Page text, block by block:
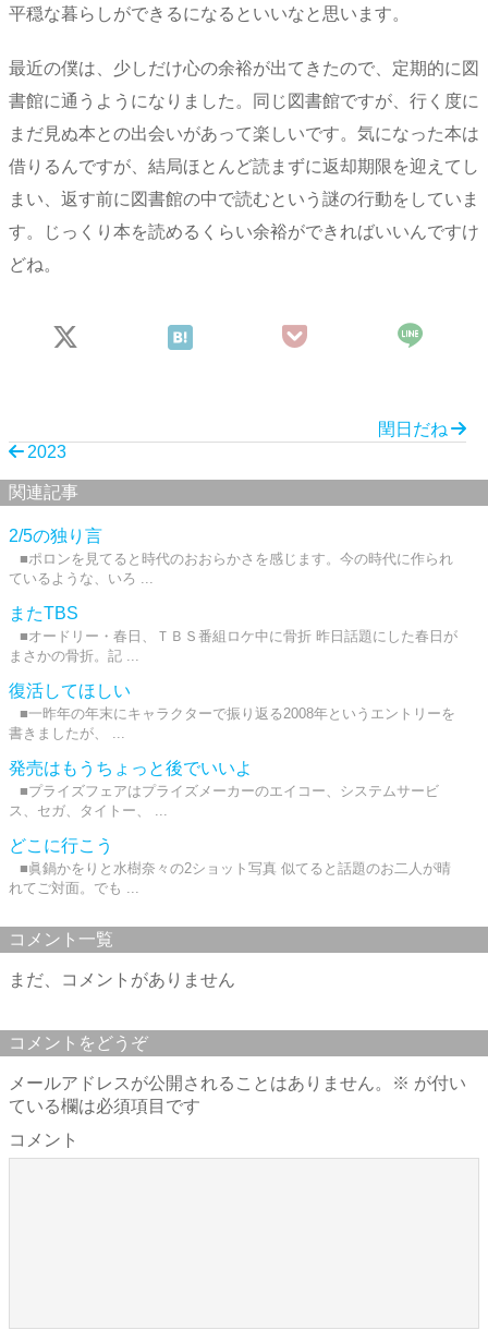
平穏な暮らしができるになるといいなと思います。
最近の僕は、少しだけ心の余裕が出てきたので、定期的に図
書館に通うようになりました。同じ図書館ですが、行く度に
まだ見ぬ本との出会いがあって楽しいです。気になった本は
借りるんですが、結局ほとんど読まずに返却期限を迎えてし
まい、返す前に図書館の中で読むという謎の行動をしていま
す。じっくり本を読めるくらい余裕ができればいいんですけ
どね。
閏日だね
2023
関連記事
2/5の独り言
■ポロンを見てると時代のおおらかさを感じます。今の時代に作られ
ているような、いろ ...
またTBS
■オードリー・春日、ＴＢＳ番組ロケ中に骨折 昨日話題にした春日が
まさかの骨折。記 ...
復活してほしい
■一昨年の年末にキャラクターで振り返る2008年というエントリーを
書きましたが、 ...
発売はもうちょっと後でいいよ
■プライズフェアはプライズメーカーのエイコー、システムサービ
ス、セガ、タイトー、 ...
どこに行こう
■眞鍋かをりと水樹奈々の2ショット写真 似てると話題のお二人が晴
れてご対面。でも ...
コメント一覧
まだ、コメントがありません
コメントをどうぞ
メールアドレスが公開されることはありません。 ※ が付い
ている欄は必須項目です
コメント